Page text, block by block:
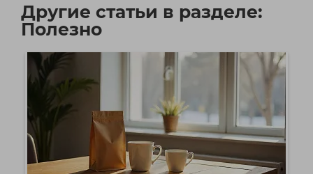
Другие статьи в разделе:
Полезно